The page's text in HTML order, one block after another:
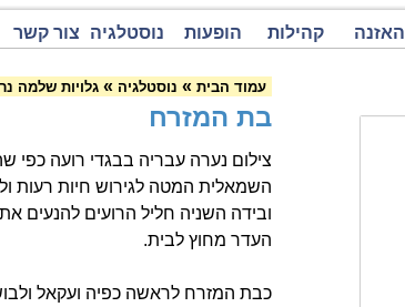
האזנה קהילות הופעות נוסטלגיה צור קשר
עמוד הבית » נוסטלגיה »גלויות שלמה
בת המזרח
צילום נערה עבריה בבגדי רועה כפי
השמאלית המטה לגירוש חיות רעות
ובידה השניה חליל הרועים להנעים
העדר מחוץ לבית.
כבת המזרח לראשה כפיה ועקאל